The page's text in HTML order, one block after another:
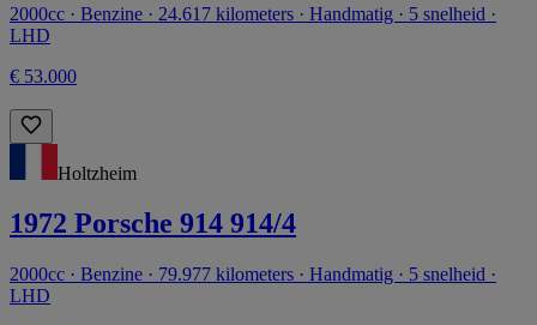
2000cc · Benzine · 24.617 kilometers · Handmatig · 5 snelheid ·
LHD
€ 53.000
Holtzheim
1972 Porsche 914 914/4
2000cc · Benzine · 79.977 kilometers · Handmatig · 5 snelheid ·
LHD